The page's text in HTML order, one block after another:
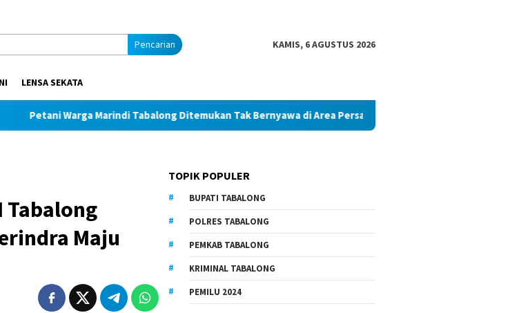
Pencarian KAMIS, 6 AGUSTUS 2026
LENSA SEKATA
Warga Marindi Tabalong Ditemukan Tak Bernyawa di Area Persawahan
Tabalong
Maju
TOPIK POPULER
BUPATI TABALONG
POLRES TABALONG
PEMKAB TABALONG
KRIMINAL TABALONG
PEMILU 2024